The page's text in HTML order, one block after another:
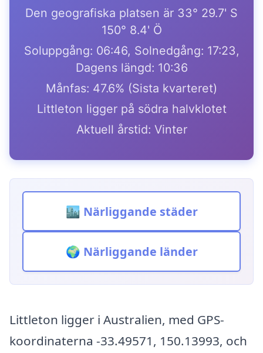
Den geografiska platsen är 33° 29.7' S
150° 8.4' Ö
Soluppgång: 06:46, Solnedgång: 17:23,
Dagens längd: 10:36
Månfas: 47.6% (Sista kvarteret)
Littleton ligger på södra halvklotet
Aktuell årstid: Vinter
🏙️ Närliggande städer
🌍 Närliggande länder
Littleton ligger i Australien, med GPS-
koordinaterna -33.49571, 150.13993, och